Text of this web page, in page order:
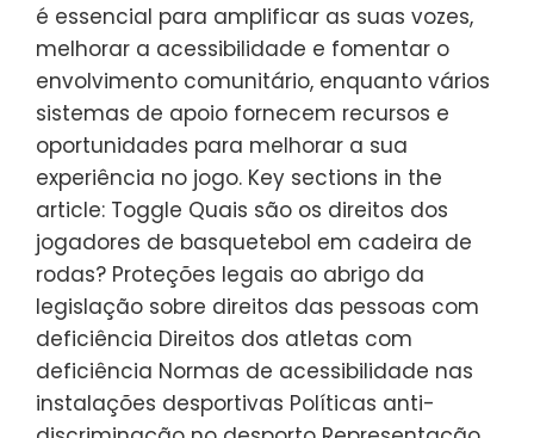
é essencial para amplificar as suas vozes,
melhorar a acessibilidade e fomentar o
envolvimento comunitário, enquanto vários
sistemas de apoio fornecem recursos e
oportunidades para melhorar a sua
experiência no jogo. Key sections in the
article: Toggle Quais são os direitos dos
jogadores de basquetebol em cadeira de
rodas? Proteções legais ao abrigo da
legislação sobre direitos das pessoas com
deficiência Direitos dos atletas com
deficiência Normas de acessibilidade nas
instalações desportivas Políticas anti-